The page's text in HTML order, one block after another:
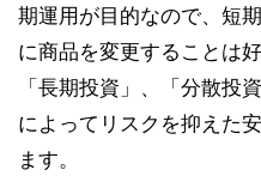
期運用が目的なので、短
に商品を変更することは
「長期投資」、「分散投
によってリスクを抑えた
ます。